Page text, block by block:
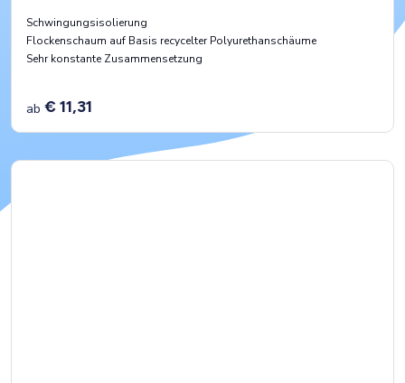
Schwingungsisolierung
Flockenschaum auf Basis recycelter Polyurethanschäume
Sehr konstante Zusammensetzung
ab € 11,31